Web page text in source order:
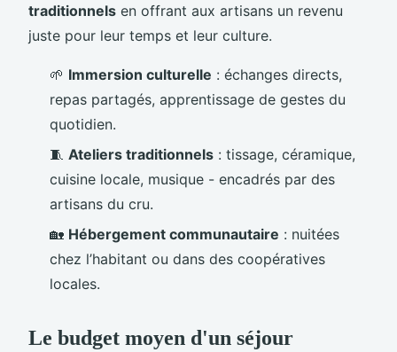
traditionnels en offrant aux artisans un revenu
juste pour leur temps et leur culture.
🌱 Immersion culturelle : échanges directs,
repas partagés, apprentissage de gestes du
quotidien.
🧵 Ateliers traditionnels : tissage, céramique,
cuisine locale, musique - encadrés par des
artisans du cru.
🏡 Hébergement communautaire : nuitées
chez l’habitant ou dans des coopératives
locales.
Le budget moyen d'un séjour